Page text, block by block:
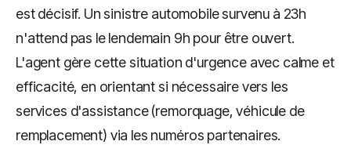
est décisif. Un sinistre automobile survenu à 23h
n'attend pas le lendemain 9h pour être ouvert.
L'agent gère cette situation d'urgence avec calme et
efficacité, en orientant si nécessaire vers les
services d'assistance (remorquage, véhicule de
remplacement) via les numéros partenaires.